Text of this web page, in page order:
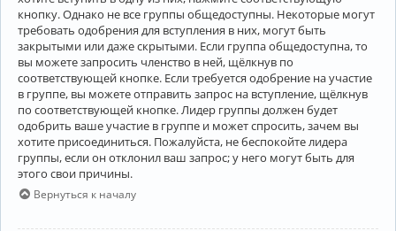
кнопку. Однако не все группы общедоступны. Некоторые могут
требовать одобрения для вступления в них, могут быть
закрытыми или даже скрытыми. Если группа общедоступна, то
вы можете запросить членство в ней, щёлкнув по
соответствующей кнопке. Если требуется одобрение на участие
в группе, вы можете отправить запрос на вступление, щёлкнув
по соответствующей кнопке. Лидер группы должен будет
одобрить ваше участие в группе и может спросить, зачем вы
хотите присоединиться. Пожалуйста, не беспокойте лидера
группы, если он отклонил ваш запрос; у него могут быть для
этого свои причины.
Вернуться к началу